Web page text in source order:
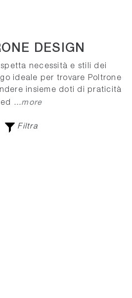
DESIGN
necessità e stili dei
ideale per trovare Poltrone
insieme doti di praticità
ed
...more
Filtra